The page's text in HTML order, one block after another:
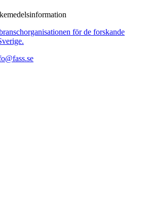
för de forskande